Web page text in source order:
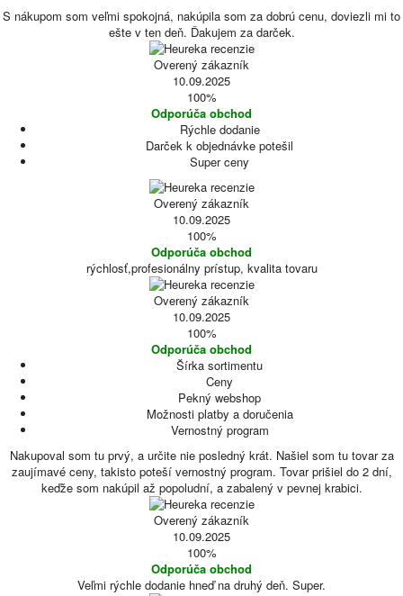
S nákupom som veľmi spokojná, nakúpila som za dobrú cenu, doviezli mi to
ešte v ten deň. Ďakujem za darček.
Overený zákazník
10.09.2025
100%
Odporúča obchod
Rýchle dodanie
Darček k objednávke potešil
Super ceny
Overený zákazník
10.09.2025
100%
Odporúča obchod
rýchlosť,profesionálny prístup, kvalita tovaru
Overený zákazník
10.09.2025
100%
Odporúča obchod
Šírka sortimentu
Ceny
Pekný webshop
Možnosti platby a doručenia
Vernostný program
Nakupoval som tu prvý, a určite nie posledný krát. Našiel som tu tovar za
zaujímavé ceny, takisto poteší vernostný program. Tovar prišiel do 2 dní,
keďže som nakúpil až popoludní, a zabalený v pevnej krabici.
Overený zákazník
10.09.2025
100%
Odporúča obchod
Veľmi rýchle dodanie hneď na druhý deň. Super.